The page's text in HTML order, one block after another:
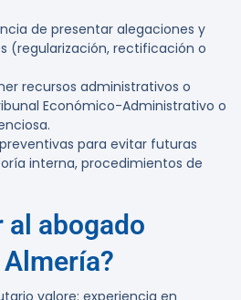
de presentar alegaciones y
(regularización, rectificación o
recursos administrativos o
Económico-Administrativo o
para evitar futuras
interna, procedimientos de
al abogado